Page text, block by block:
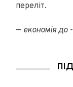
переліт.
— економія до